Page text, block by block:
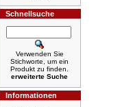
Schnellsuche
Verwenden Sie
Stichworte, um ein
Produkt zu finden.
erweiterte Suche
Informationen